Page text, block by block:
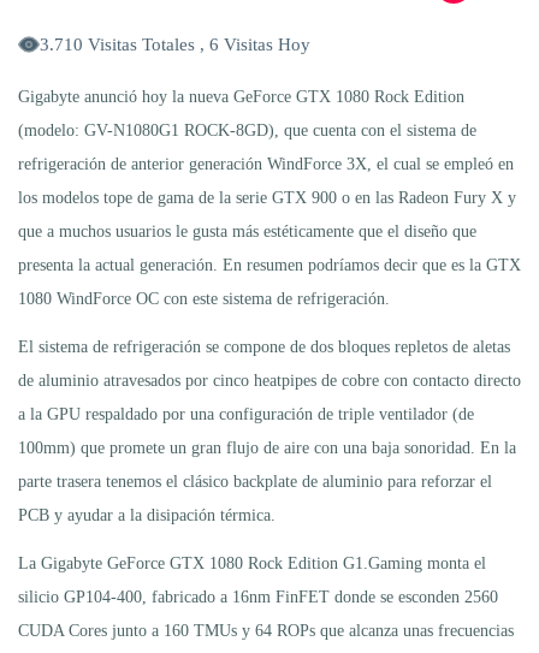
3.710 Visitas Totales , 6 Visitas Hoy
Gigabyte anunció hoy la nueva GeForce GTX 1080 Rock Edition
(modelo: GV-N1080G1 ROCK-8GD), que cuenta con el sistema de
refrigeración de anterior generación WindForce 3X, el cual se empleó en
los modelos tope de gama de la serie GTX 900 o en las Radeon Fury X y
que a muchos usuarios le gusta más estéticamente que el diseño que
presenta la actual generación. En resumen podríamos decir que es la GTX
1080 WindForce OC con este sistema de refrigeración.
El sistema de refrigeración se compone de dos bloques repletos de aletas
de aluminio atravesados por cinco heatpipes de cobre con contacto directo
a la GPU respaldado por una configuración de triple ventilador (de
100mm) que promete un gran flujo de aire con una baja sonoridad. En la
parte trasera tenemos el clásico backplate de aluminio para reforzar el
PCB y ayudar a la disipación térmica.
La Gigabyte GeForce GTX 1080 Rock Edition G1.Gaming monta el
silicio GP104-400, fabricado a 16nm FinFET donde se esconden 2560
CUDA Cores junto a 160 TMUs y 64 ROPs que alcanza unas frecuencias